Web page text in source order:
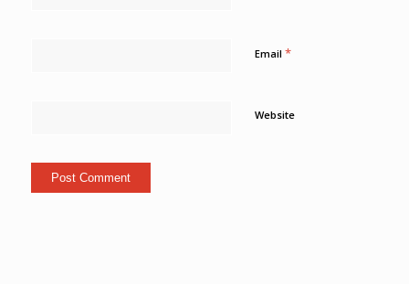
Email *
Website